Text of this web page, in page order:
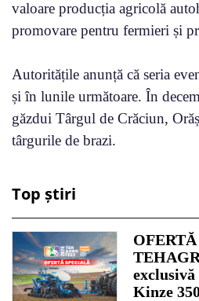
valoare producția agricolă
promovare pentru fermieri și
Autoritățile anunță că seria
și în lunile următoare. În
găzdui Târgul de Crăciun,
târgurile de brazi.
Top știri
exclusivă
Kinze